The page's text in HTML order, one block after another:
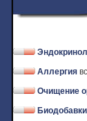
Аллергия
Очищение